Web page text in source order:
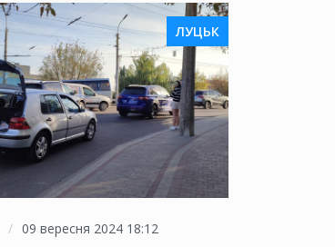
ЛУЦЬК
09 вересня 2024 18:12